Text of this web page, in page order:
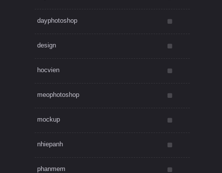
dayphotoshop
design
hocvien
meophotoshop
mockup
nhiepanh
phanmem